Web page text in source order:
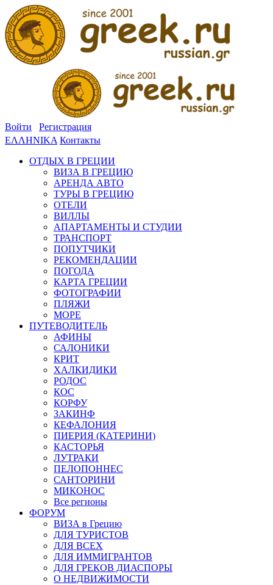
Войти
Регистрация
ΕΛΛΗΝΙΚΑ Контакты
ОТДЫХ В ГРЕЦИИ
ВИЗА В ГРЕЦИЮ
АРЕНДА АВТО
ТУРЫ В ГРЕЦИЮ
ОТЕЛИ
ВИЛЛЫ
АПАРТАМЕНТЫ И СТУДИИ
ТРАНСПОРТ
ПОПУТЧИКИ
РЕКОМЕНДАЦИИ
ПОГОДА
КАРТА ГРЕЦИИ
ФОТОГРАФИИ
ПЛЯЖИ
МОРЕ
ПУТЕВОДИТЕЛЬ
АФИНЫ
САЛОНИКИ
КРИТ
ХАЛКИДИКИ
РОДОС
КОС
КОРФУ
ЗАКИНФ
КЕФАЛОНИЯ
ПИЕРИЯ (КАТЕРИНИ)
КАСТОРЬЯ
ЛУТРАКИ
ПЕЛОПОННЕС
САНТОРИНИ
МИКОНОС
Все регионы
ФОРУМ
ВИЗА в Грецию
ДЛЯ ТУРИСТОВ
ДЛЯ ВСЕХ
ДЛЯ ИММИГРАНТОВ
ДЛЯ ГРЕКОВ ДИАСПОРЫ
О НЕДВИЖИМОСТИ